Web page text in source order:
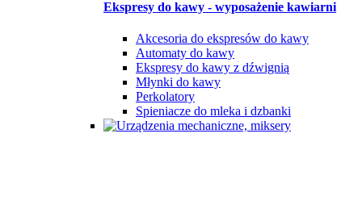
Ekspresy do kawy - wyposażenie kawiarni
Akcesoria do ekspresów do kawy
Automaty do kawy
Ekspresy do kawy z dźwignią
Młynki do kawy
Perkolatory
Spieniacze do mleka i dzbanki